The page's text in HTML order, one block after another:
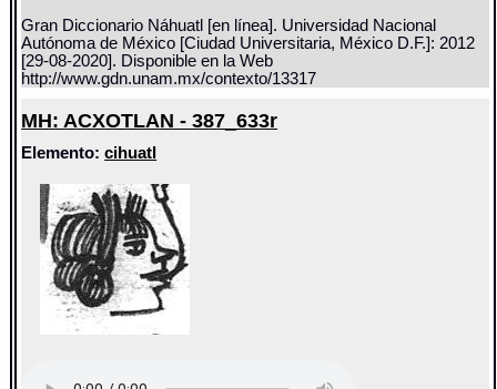
Gran Diccionario Náhuatl [en línea]. Universidad Nacional
Autónoma de México [Ciudad Universitaria, México D.F.]: 2012
[29-08-2020]. Disponible en la Web
http://www.gdn.unam.mx/contexto/13317
MH: ACXOTLAN - 387_633r
Elemento:cihuatl